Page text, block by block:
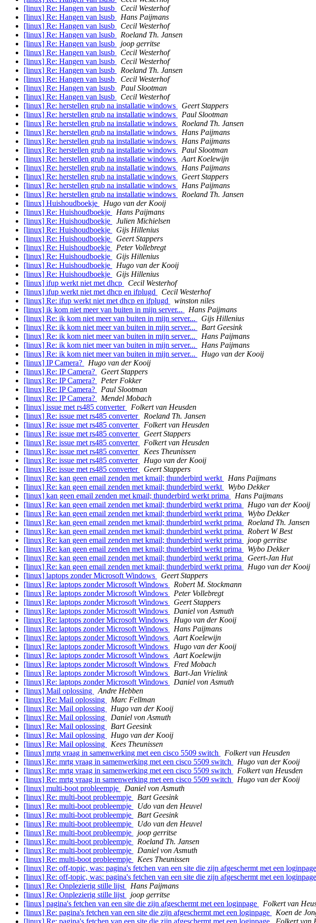
[linux] Re: Hangen van lsusb
Cecil Westerhof
[linux] Re: Hangen van lsusb
Hans Paijmans
[linux] Re: Hangen van lsusb
Cecil Westerhof
[linux] Re: Hangen van lsusb
Roeland Th. Jansen
[linux] Re: Hangen van lsusb
joop gerritse
[linux] Re: Hangen van lsusb
Cecil Westerhof
[linux] Re: Hangen van lsusb
Cecil Westerhof
[linux] Re: Hangen van lsusb
Roeland Th. Jansen
[linux] Re: Hangen van lsusb
Cecil Westerhof
[linux] Re: Hangen van lsusb
Paul Slootman
[linux] Re: Hangen van lsusb
Cecil Westerhof
[linux] Re: herstellen grub na installatie windows
Geert Stappers
[linux] Re: herstellen grub na installatie windows
Paul Slootman
[linux] Re: herstellen grub na installatie windows
Roeland Th. Jansen
[linux] Re: herstellen grub na installatie windows
Hans Paijmans
[linux] Re: herstellen grub na installatie windows
Hans Paijmans
[linux] Re: herstellen grub na installatie windows
Paul Slootman
[linux] Re: herstellen grub na installatie windows
Aart Koelewijn
[linux] Re: herstellen grub na installatie windows
Hans Paijmans
[linux] Re: herstellen grub na installatie windows
Geert Stappers
[linux] Re: herstellen grub na installatie windows
Hans Paijmans
[linux] Re: herstellen grub na installatie windows
Roeland Th. Jansen
[linux] Huishoudboekje
Hugo van der Kooij
[linux] Re: Huishoudboekje
Hans Paijmans
[linux] Re: Huishoudboekje
Julien Michielsen
[linux] Re: Huishoudboekje
Gijs Hillenius
[linux] Re: Huishoudboekje
Geert Stappers
[linux] Re: Huishoudboekje
Peter Vollebregt
[linux] Re: Huishoudboekje
Gijs Hillenius
[linux] Re: Huishoudboekje
Hugo van der Kooij
[linux] Re: Huishoudboekje
Gijs Hillenius
[linux] ifup werkt niet met dhcp
Cecil Westerhof
[linux] ifup werkt niet met dhcp en ifplugd
Cecil Westerhof
[linux] Re: ifup werkt niet met dhcp en ifplugd
winston niles
[linux] ik kom niet meer van buiten in mijn server...
Hans Paijmans
[linux] Re: ik kom niet meer van buiten in mijn server...
Gijs Hillenius
[linux] Re: ik kom niet meer van buiten in mijn server...
Bart Geesink
[linux] Re: ik kom niet meer van buiten in mijn server...
Hans Paijmans
[linux] Re: ik kom niet meer van buiten in mijn server...
Hans Paijmans
[linux] Re: ik kom niet meer van buiten in mijn server...
Hugo van der Kooij
[linux] IP Camera?
Hugo van der Kooij
[linux] Re: IP Camera?
Geert Stappers
[linux] Re: IP Camera?
Peter Fokker
[linux] Re: IP Camera?
Paul Slootman
[linux] Re: IP Camera?
Mendel Mobach
[linux] issue met rs485 converter
Folkert van Heusden
[linux] Re: issue met rs485 converter
Roeland Th. Jansen
[linux] Re: issue met rs485 converter
Folkert van Heusden
[linux] Re: issue met rs485 converter
Geert Stappers
[linux] Re: issue met rs485 converter
Folkert van Heusden
[linux] Re: issue met rs485 converter
Kees Theunissen
[linux] Re: issue met rs485 converter
Hugo van der Kooij
[linux] Re: issue met rs485 converter
Geert Stappers
[linux] Re: kan geen email zenden met kmail; thunderbird werkt
Hans Paijmans
[linux] Re: kan geen email zenden met kmail; thunderbird werkt
Wybo Dekker
[linux] kan geen email zenden met kmail; thunderbird werkt prima
Hans Paijmans
[linux] Re: kan geen email zenden met kmail; thunderbird werkt prima
Hugo van der Kooij
[linux] Re: kan geen email zenden met kmail; thunderbird werkt prima
Wybo Dekker
[linux] Re: kan geen email zenden met kmail; thunderbird werkt prima
Roeland Th. Jansen
[linux] Re: kan geen email zenden met kmail; thunderbird werkt prima
Robert W Best
[linux] Re: kan geen email zenden met kmail; thunderbird werkt prima
joop gerritse
[linux] Re: kan geen email zenden met kmail; thunderbird werkt prima
Wybo Dekker
[linux] Re: kan geen email zenden met kmail; thunderbird werkt prima
Geert-Jan Hut
[linux] Re: kan geen email zenden met kmail; thunderbird werkt prima
Hugo van der Kooij
[linux] laptops zonder Microsoft Windows
Geert Stappers
[linux] Re: laptops zonder Microsoft Windows
Robert M. Stockmann
[linux] Re: laptops zonder Microsoft Windows
Peter Vollebregt
[linux] Re: laptops zonder Microsoft Windows
Geert Stappers
[linux] Re: laptops zonder Microsoft Windows
Daniel von Asmuth
[linux] Re: laptops zonder Microsoft Windows
Hugo van der Kooij
[linux] Re: laptops zonder Microsoft Windows
Hans Paijmans
[linux] Re: laptops zonder Microsoft Windows
Aart Koelewijn
[linux] Re: laptops zonder Microsoft Windows
Hugo van der Kooij
[linux] Re: laptops zonder Microsoft Windows
Aart Koelewijn
[linux] Re: laptops zonder Microsoft Windows
Fred Mobach
[linux] Re: laptops zonder Microsoft Windows
Bart-Jan Vrielink
[linux] Re: laptops zonder Microsoft Windows
Daniel von Asmuth
[linux] Mail oplossing
Andre Hebben
[linux] Re: Mail oplossing
Marc Fellman
[linux] Re: Mail oplossing
Hugo van der Kooij
[linux] Re: Mail oplossing
Daniel von Asmuth
[linux] Re: Mail oplossing
Bart Geesink
[linux] Re: Mail oplossing
Hugo van der Kooij
[linux] Re: Mail oplossing
Kees Theunissen
[linux] mrtg vraag in samenwerking met een cisco 5509 switch
Folkert van Heusden
[linux] Re: mrtg vraag in samenwerking met een cisco 5509 switch
Hugo van der Kooij
[linux] Re: mrtg vraag in samenwerking met een cisco 5509 switch
Folkert van Heusden
[linux] Re: mrtg vraag in samenwerking met een cisco 5509 switch
Hugo van der Kooij
[linux] multi-boot probleempje
Daniel von Asmuth
[linux] Re: multi-boot probleempje
Bart Geesink
[linux] Re: multi-boot probleempje
Udo van den Heuvel
[linux] Re: multi-boot probleempje
Bart Geesink
[linux] Re: multi-boot probleempje
Udo van den Heuvel
[linux] Re: multi-boot probleempje
joop gerritse
[linux] Re: multi-boot probleempje
Roeland Th. Jansen
[linux] Re: multi-boot probleempje
Daniel von Asmuth
[linux] Re: multi-boot probleempje
Kees Theunissen
[linux] Re: off-topic, was: pagina's fetchen van een site die zijn afgeschermt met een loginpage
[linux] Re: off-topic, was: pagina's fetchen van een site die zijn afgeschermt met een loginpage
[linux] Re: Onplezierig stille lijst
Hans Paijmans
[linux] Re: Onplezierig stille lijst
joop gerritse
[linux] pagina's fetchen van een site die zijn afgeschermt met een loginpage
Folkert van
[linux] Re: pagina's fetchen van een site die zijn afgeschermt met een loginpage
Koen de